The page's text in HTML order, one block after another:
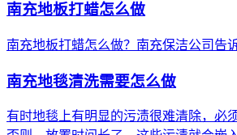
南充地板打蜡怎么做
南充地板打蜡怎么做？南充保洁公司告
南充地毯清洗需要怎么做
有时地毯上有明显的污渍很难清除，必